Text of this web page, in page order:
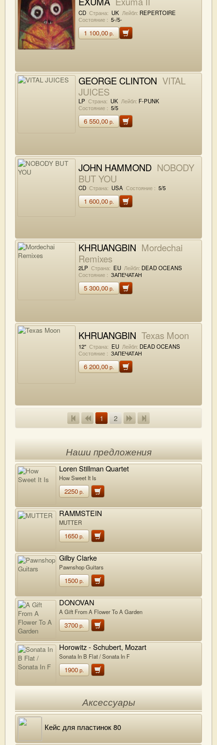
CD Страна: UK Лейбл: REPERTOIRE
Состояние : 5-/5-
1 100,00р.
GEORGE CLINTON VITAL
JUICES
LP Страна: UK Лейбл: F-PUNK
Состояние : 5/5
6 550,00р.
JOHN HAMMOND NOBODY
BUT YOU
CD Страна: USA Состояние : 5/5
1 600,00р.
KHRUANGBIN Mordechai
Remixes
2LP Страна: EU Лейбл: DEAD OCEANS
Состояние : ЗАПЕЧАТАН
5 300,00р.
KHRUANGBIN Texas Moon
12" Страна: EU Лейбл: DEAD OCEANS
Состояние : ЗАПЕЧАТАН
6 200,00р.
1 2
Наши предложения
Loren Stillman Quartet
How Sweet It Is
2250р.
RAMMSTEIN
MUTTER
1650р.
Gilby Clarke
Pawnshop Guitars
1500р.
DONOVAN
A Gift From A Flower To A Garden
3700р.
Horowitz - Schubert, Mozart
Sonata In B Flat / Sonata In F
1900р.
Аксессуары
Кейс для пластинок 80